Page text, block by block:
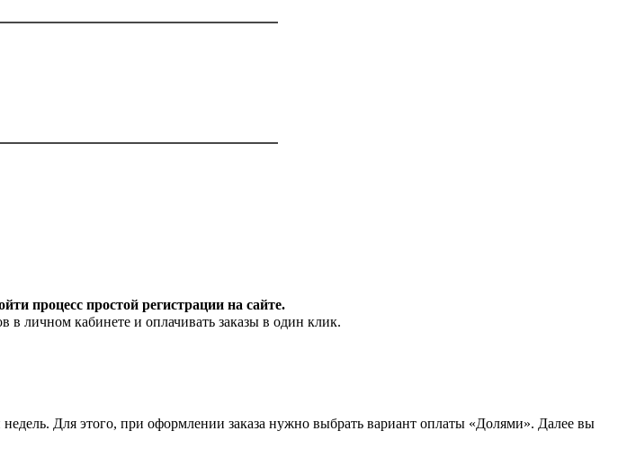
процесс простой регистрации на сайте.
в личном кабинете и оплачивать заказы в один клик.
Для этого, при оформлении заказа нужно выбрать вариант оплаты «Долями». Далее вы